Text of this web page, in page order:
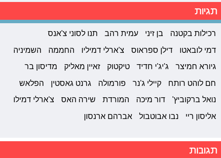
תגיות
רכילות בקטנה בן זיני עמית רהב
תנו לסוני צ'אנס
דמי לובאטו
דילן ספראוס צ'ארלי דמיליו החממה
השמיניה
גיורא חמיצר
ג'יג'י חדיד טיקטוק זאיין מאליק
מדיסון בר
חם לוהט רותח
קיילי ג'נר פורמולה גרנט גאסטין
הפלאש
נואל ברקוביץ'
דור מיכה המורדת שירה האס
צ'ארלי דמילו
אליסון ריי
נבו אבוטבול אברהם ארנסון
תגובות